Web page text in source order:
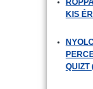
KIS
QUIZT